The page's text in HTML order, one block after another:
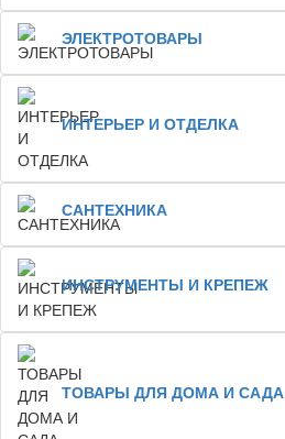
ЭЛЕКТРОТОВАРЫ
ИНТЕРЬЕР И ОТДЕЛКА
САНТЕХНИКА
ИНСТРУМЕНТЫ И КРЕПЕЖ
ТОВАРЫ ДЛЯ ДОМА И САДА